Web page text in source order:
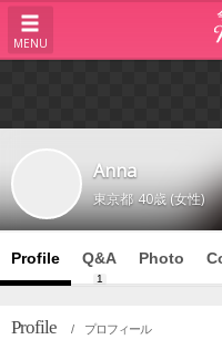
MENU
Anna
東京都 40歳 (女性)
Profile Q&A
1
Photo
Profile / プロフィール